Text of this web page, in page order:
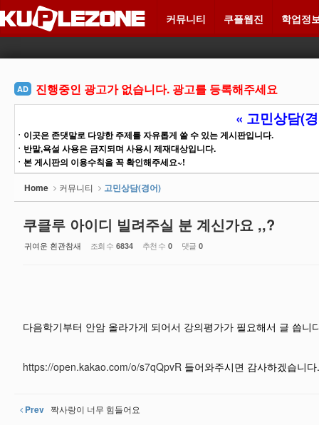
커뮤니티 쿠플웹진 학업정
AD 진행중인 광고가 없습니다. 광고를 등록해주세요
« 고민상담(
ㆍ이곳은 존댓말로 다양한 주제를 자유롭게 쓸 수 있는 게시판입니다.
ㆍ반말,욕설 사용은 금지되며 사용시 제재대상입니다.
ㆍ본 게시판의 이용수칙을 꼭 확인해주세요~!
Home
커뮤니티 고민상담(경어)
쿠클루 아이디 빌려주실 분 계신가요 ,,?
귀여운 흰관참새 조회 수 6834 추천 수 0 댓글 0
다음학기부터 안암 올라가게 되어서 강의평가가 필요해서 글 씁니
https://open.kakao.com/o/s7qQpvR 들어와주시면 감사하겠습니다.
Prev 짝사랑이 너무 힘들어요